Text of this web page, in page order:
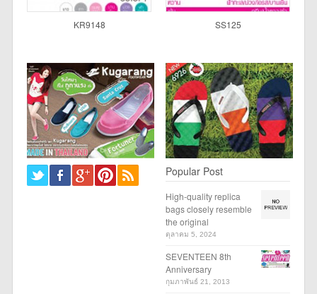
KR9148 SS125
Popular Post
High-quality replica
bags closely resemble
the original
ตุลาคม 5, 2024
SEVENTEEN 8th
Anniversary
กุมภาพันธ์ 21, 2013